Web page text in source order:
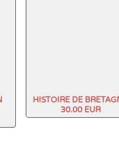
HISTOIRE DE
30.00 EUR